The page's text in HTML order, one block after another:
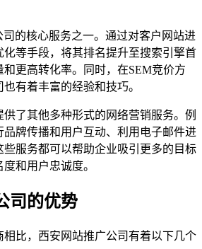
司的核心服务之一。通过对客户网站进
等手段，将其排名提升至搜索引擎首
更高转化率。同时，在SEM竞价方
有着丰富的经验和技巧。
了其他多种形式的网络营销服务。例
牌传播和用户互动、利用电子邮件进
服务都可以帮助企业吸引更多的目标
和用户忠诚度。
司的优势
相比，西安网站推广公司有着以下几个